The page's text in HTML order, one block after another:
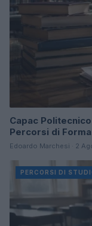
Capac
Percorsi di
Edoardo Marchesi · 2
PERCORSI DI